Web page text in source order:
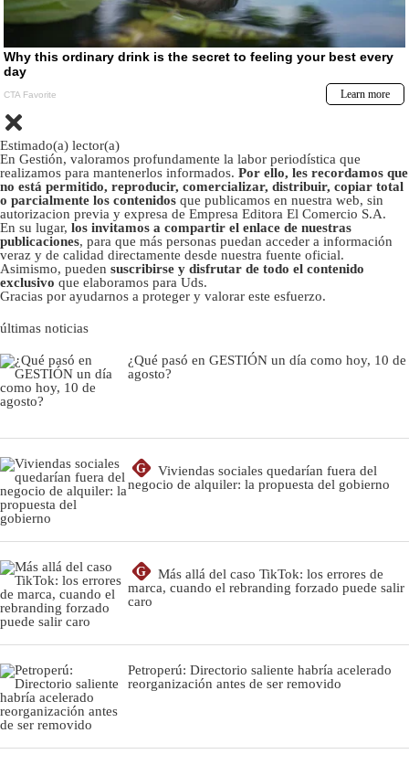
Estimado(a) lector(a)
En Gestión, valoramos profundamente la labor periodística que
realizamos para mantenerlos informados. Por ello, les recordamos que
no está permitido, reproducir, comercializar, distribuir, copiar total
o parcialmente los contenidos que publicamos en nuestra web, sin
autorizacion previa y expresa de Empresa Editora El Comercio S.A.
En su lugar, los invitamos a compartir el enlace de nuestras
publicaciones, para que más personas puedan acceder a información
veraz y de calidad directamente desde nuestra fuente oficial.
Asimismo, pueden suscribirse y disfrutar de todo el contenido
exclusivo que elaboramos para Uds.
Gracias por ayudarnos a proteger y valorar este esfuerzo.
últimas noticias
¿Qué pasó en GESTIÓN un día como hoy, 10 de
agosto?
G
Viviendas sociales quedarían fuera del
negocio de alquiler: la propuesta del gobierno
G
Más allá del caso TikTok: los errores de
marca, cuando el rebranding forzado puede salir
caro
Petroperú: Directorio saliente habría acelerado
reorganización antes de ser removido